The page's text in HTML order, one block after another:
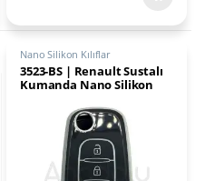
Nano Silikon Kılıflar
3523-BS | Renault Sustalı
Kumanda Nano Silikon